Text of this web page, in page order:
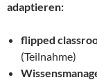
adaptieren:
flipped
(Teilnahme)